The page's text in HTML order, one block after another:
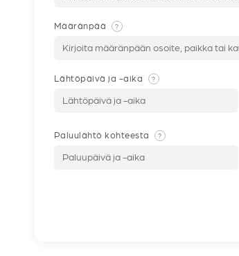
Määränpää ?
Lähtöpäivä ja -aika ?
Paluulähtö kohteesta ?